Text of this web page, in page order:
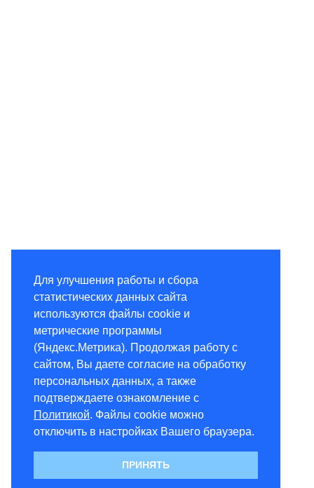
Для улучшения работы и сбора
статистических данных сайта
используются файлы cookie и
метрические программы
(Яндекс.Метрика). Продолжая работу с
сайтом, Вы даете согласие на обработку
персональных данных, а также
подтверждаете ознакомление с
Политикой. Файлы cookie можно
отключить в настройках Вашего браузера.
ПРИНЯТЬ